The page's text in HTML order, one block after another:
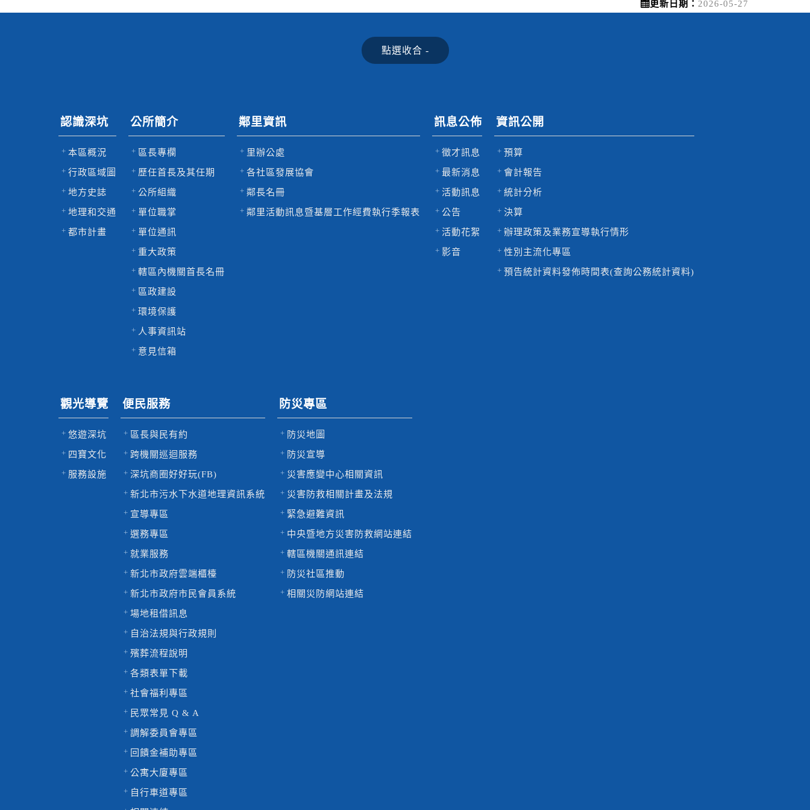
更新日期： 2026-05-27
認識深坑
本區概況
行政區域圖
地方史誌
地理和交通
都市計畫
公所簡介
區長專欄
歷任首長及其任期
公所組織
單位職掌
單位通訊
重大政策
轄區內機關首長名冊
區政建設
環境保護
人事資訊站
意見信箱
鄰里資訊
里辦公處
各社區發展協會
鄰長名冊
鄰里活動訊息暨基層工作經費執行季報表
訊息公佈
徵才訊息
最新消息
活動訊息
公告
活動花絮
影音
資訊公開
預算
會計報告
統計分析
決算
辦理政策及業務宣導執行情形
性別主流化專區
預告統計資料發佈時間表(查詢公務統計資料)
觀光導覽
悠遊深坑
四寶文化
服務設施
便民服務
區長與民有約
跨機關巡迴服務
深坑商圈好好玩(FB)
新北市污水下水道地理資訊系統
宣導專區
選務專區
就業服務
新北市政府雲端櫃檯
新北市政府市民會員系統
場地租借訊息
自治法規與行政規則
殯葬流程說明
各類表單下載
社會福利專區
民眾常見 Q & A
調解委員會專區
回饋金補助專區
公寓大廈專區
自行車道專區
防災專區
防災地圖
防災宣導
災害應變中心相關資訊
災害防救相關計畫及法規
緊急避難資訊
中央暨地方災害防救網站連結
轄區機關通訊連結
防災社區推動
相關災防網站連結